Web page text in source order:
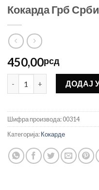
Кокарда Грб
450,00рсд
Кокарда Грб СрбијеДОДАЈ
Шифра производа:00314
Категорија:Кокарде